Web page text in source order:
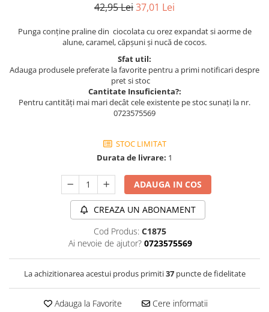
42,95 Lei37,01 Lei
Punga conține praline din ciocolata cu orez expandat si aorme de
alune, caramel, căpșuni și nucă de cocos.
Sfat util:
Adauga produsele preferate la favorite pentru a primi notificari despre
pret si stoc
Cantitate Insuficienta?:
Pentru cantități mai mari decât cele existente pe stoc sunați la nr.
0723575569
STOC LIMITAT
Durata de livrare: 1
ADAUGA IN COS
CREAZA UN ABONAMENT
Cod Produs: C1875
Ai nevoie de ajutor? 0723575569
La achizitionarea acestui produs primiti37puncte de fidelitate
Adauga la Favorite Cere informatii